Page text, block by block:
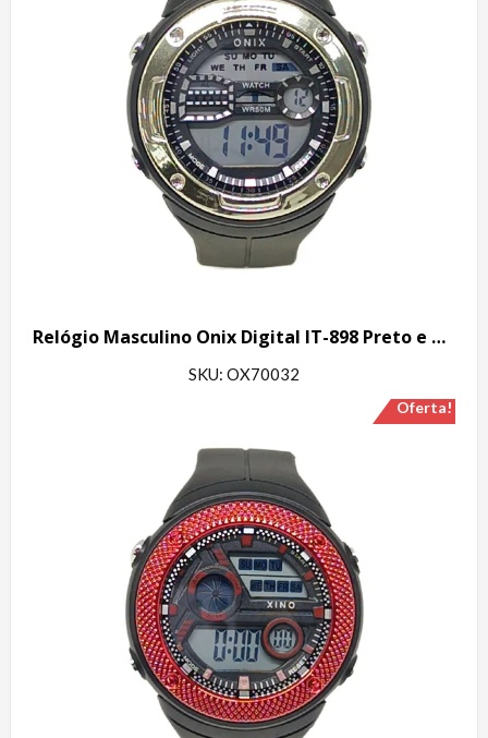
Relógio Masculino Onix Digital IT-898 Preto e Prata
SKU: OX70032
Oferta!